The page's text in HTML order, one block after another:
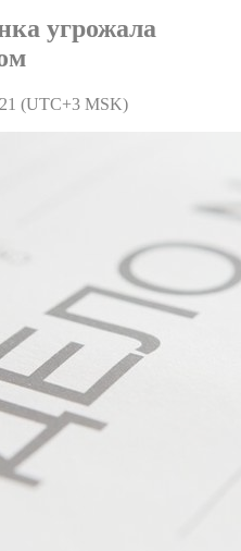
угрожала
(UTC+3 MSK)